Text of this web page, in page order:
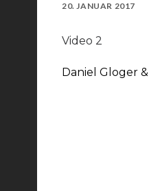
20. JANUAR 2017
Video 2
Daniel Gloger